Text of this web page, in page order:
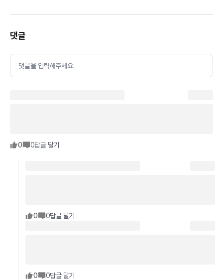
댓글
댓글을 입력해주세요.
0 0답글 달기
0 0답글 달기
0 0답글 달기